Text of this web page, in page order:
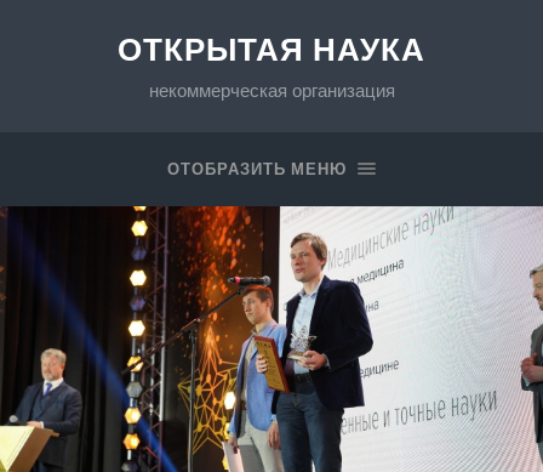
ОТКРЫТАЯ НАУКА
некоммерческая организация
ОТОБРАЗИТЬ МЕНЮ